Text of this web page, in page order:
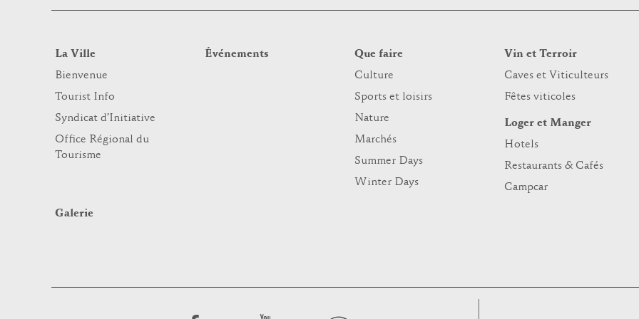
La Ville
Bienvenue
Tourist Info
Syndicat d’Initiative
Office Régional du
Tourisme
Événements
Que faire
Culture
Sports et loisirs
Nature
Marchés
Summer Days
Winter Days
Vin et Terroir
Caves et Viticulteurs
Fêtes viticoles
Loger et Manger
Hotels
Restaurants & Cafés
Campcar
Galerie